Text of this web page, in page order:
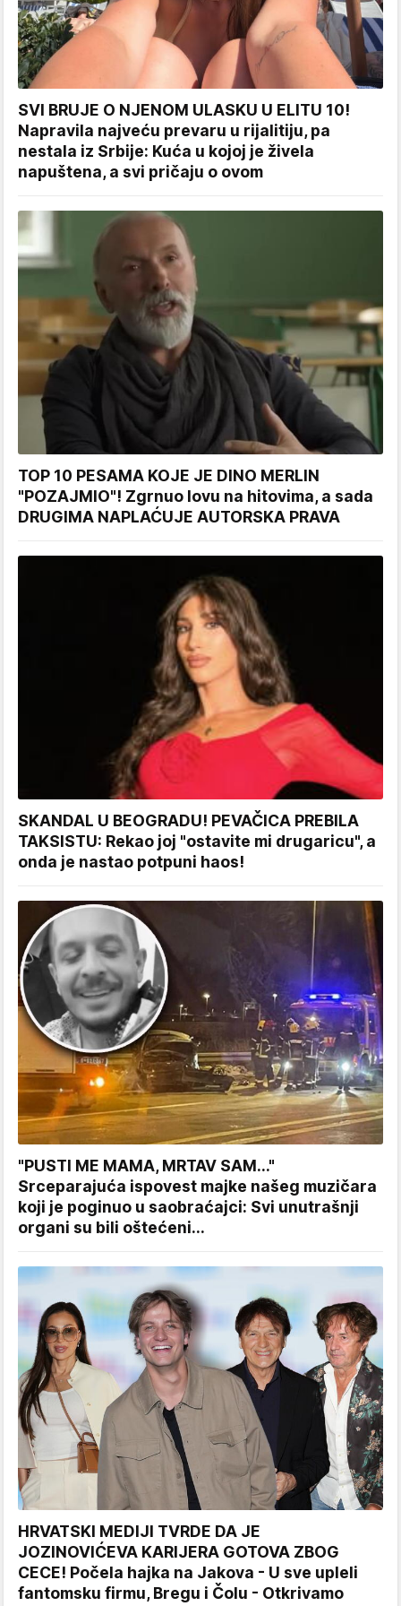
SVI BRUJE O NJENOM ULASKU U ELITU 10!
Napravila najveću prevaru u rijalitiju, pa
nestala iz Srbije: Kuća u kojoj je živela
napuštena, a svi pričaju o ovom
TOP 10 PESAMA KOJE JE DINO MERLIN
"POZAJMIO"! Zgrnuo lovu na hitovima, a sada
DRUGIMA NAPLAĆUJE AUTORSKA PRAVA
SKANDAL U BEOGRADU! PEVAČICA PREBILA
TAKSISTU: Rekao joj "ostavite mi drugaricu", a
onda je nastao potpuni haos!
"PUSTI ME MAMA, MRTAV SAM..."
Srceparajuća ispovest majke našeg muzičara
koji je poginuo u saobraćajci: Svi unutrašnji
organi su bili oštećeni...
HRVATSKI MEDIJI TVRDE DA JE
JOZINOVIĆEVA KARIJERA GOTOVA ZBOG
CECE! Počela hajka na Jakova - U sve upleli
fantomsku firmu, Bregu i Čolu - Otkrivamo